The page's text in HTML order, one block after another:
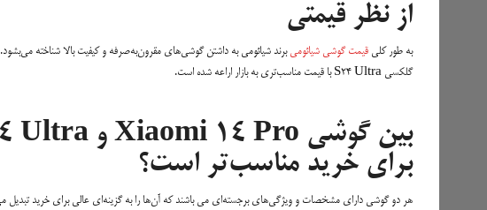
از نظر قیمتی
به طور کلیقیمت گوشی شیائومی
گلکسی S24 Ultra با قیمت مناسب‌تری به بازار اراعه شده است.
برای خرید مناسب‌تر است؟